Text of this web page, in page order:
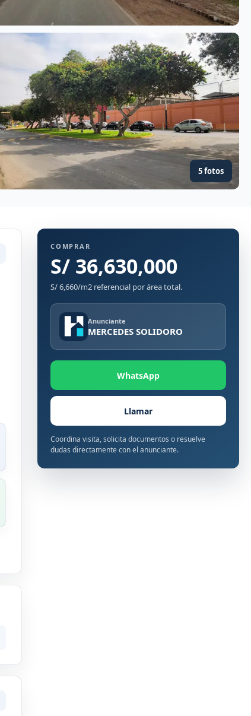
5 fotos
COMPRAR
S/ 36,630,000
S/ 6,660/m2 referencial por área total.
Anunciante
MERCEDES SOLIDORO
WhatsApp
Llamar
Coordina visita, solicita documentos o resuelve
dudas directamente con el anunciante.